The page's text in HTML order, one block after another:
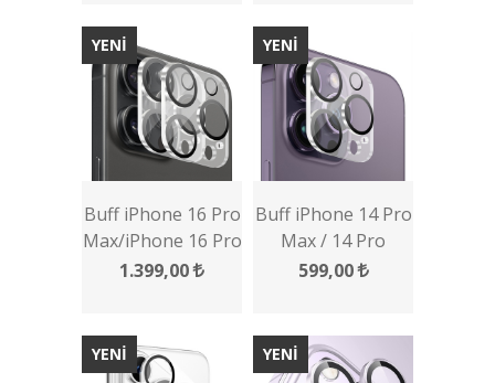
YENİ
Buff iPhone 16 Pro
Max/iPhone 16 Pro
Şeffaf Lens
1.399,00
YENİ
Buff iPhone 14 Pro
Max / 14 Pro
Kamera Lens
599,00
YENİ YENİ